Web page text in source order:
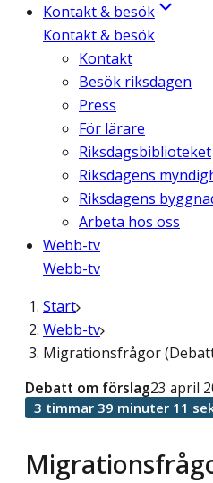
Kontakt & besök
Kontakt & besök
Kontakt
Besök riksdagen
Press
För lärare
Riksdagsbiblioteket
Riksdagens
Riksdagens
Arbeta hos oss
Webb-tv
Webb-tv
Start
Webb-tv
Migrationsfrågor
Debatt om förslag23 april
3 timmar 39 minuter 11